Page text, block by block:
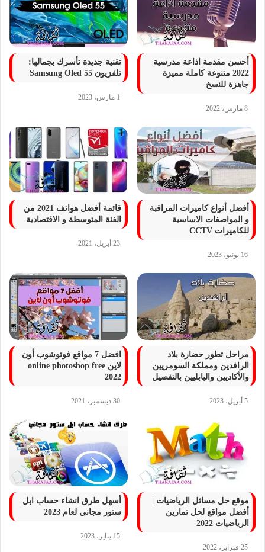
أحسن مقدمة اذاعة مدرسية
2022 متنوعة كاملة مميزة
جاهزة للنسخ
8 مارس، 2022
تقنية جديدة تأسرك بجمالها:
تلفزيون Samsung Oled 55
1 مارس، 2023
أفضل أنواع كاميرات المراقبة
و المواصفات الاساسية
للكاميرات CCTV
16 يونيو، 2023
قائمة أفضل هواتف 2021 من
الفئة المتوسطة و الاقتصادية
23 أبريل، 2021
مراحل تطور حضارة بلاد
الرافدين ومملكة السومريين
والأكاديين والبابليين بالتفصيل
5 أبريل، 2023
افضل 7 مواقع فوتوشوب أون
لاين online photoshop free
2022
30 ديسمبر، 2021
موقع حل مسائل الرياضيات |
أفضل مواقع لحل تمارين
الرياضيات 2022
25 فبراير، 2022
أسهل طرق انشاء حساب ابل
ستور مجاني لعام 2023
15 يناير، 2023